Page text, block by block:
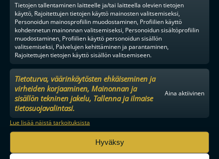
Tietojen tallentaminen laitteelle ja/tai laitteella olevien tietojen
käyttö, Rajoitettujen tietojen käyttö mainosten valitsemiseksi,
Personoidun mainosprofiilin muodostaminen, Profiilien käyttö
kohdennetun mainonnan valitsemiseksi, Personoidun sisältöprofiilin
muodostaminen, Profiilien käyttö personoidun sisällön
valitsemiseksi, Palvelujen kehittäminen ja parantaminen,
Rajoitettujen tietojen käyttö sisällön valitsemiseen.
Tietoturva, väärinkäytösten ehkäiseminen ja
virheiden korjaaminen, Mainonnan ja
sisällön tekninen jakelu, Tallenna ja ilmaise
tietosuojavalintasi.
Aina aktiivinen
Lue lisää näistä tarkoituksista
Hyväksy